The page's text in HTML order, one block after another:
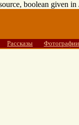
boolean given
Рассказы Фотографии